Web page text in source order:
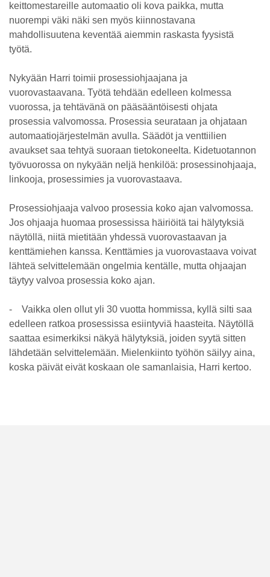
keittomestareille automaatio oli kova paikka, mutta
nuorempi väki näki sen myös kiinnostavana
mahdollisuutena keventää aiemmin raskasta fyysistä
työtä.
Nykyään Harri toimii prosessiohjaajana ja
vuorovastaavana. Työtä tehdään edelleen kolmessa
vuorossa, ja tehtävänä on pääsääntöisesti ohjata
prosessia valvomossa. Prosessia seurataan ja ohjataan
automaatiojärjestelmän avulla. Säädöt ja venttiilien
avaukset saa tehtyä suoraan tietokoneelta. Kidetuotannon
työvuorossa on nykyään neljä henkilöä: prosessinohjaaja,
linkooja, prosessimies ja vuorovastaava.
Prosessiohjaaja valvoo prosessia koko ajan valvomossa.
Jos ohjaaja huomaa prosessissa häiriöitä tai hälytyksiä
näytöllä, niitä mietitään yhdessä vuorovastaavan ja
kenttämiehen kanssa. Kenttämies ja vuorovastaava voivat
lähteä selvittelemään ongelmia kentälle, mutta ohjaajan
täytyy valvoa prosessia koko ajan.
- Vaikka olen ollut yli 30 vuotta hommissa, kyllä silti saa
edelleen ratkoa prosessissa esiintyviä haasteita. Näytöllä
saattaa esimerkiksi näkyä hälytyksiä, joiden syytä sitten
lähdetään selvittelemään. Mielenkiinto työhön säilyy aina,
koska päivät eivät koskaan ole samanlaisia, Harri kertoo.